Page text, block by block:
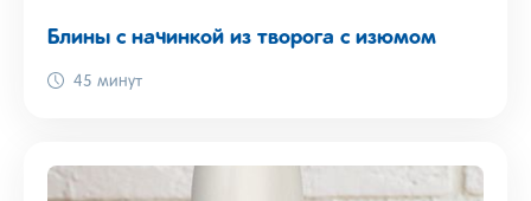
Блины с начинкой из творога с изюмом
45 минут